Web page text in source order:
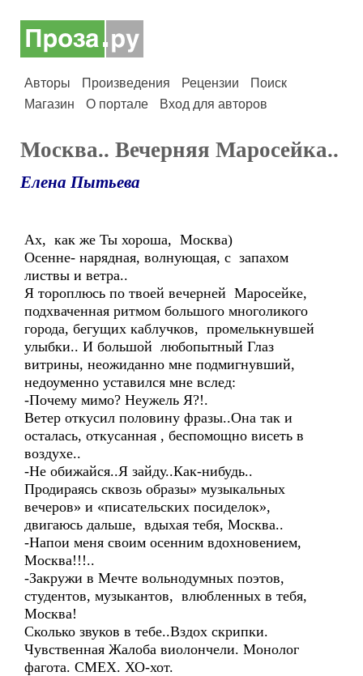
Авторы Произведения Рецензии
Поиск
Магазин
О портале Вход для авторов
Москва.. Вечерняя Маросейка..
Елена Пытьева
Ах, как же Ты хороша, Москва)
Осенне- нарядная, волнующая, с запахом
листвы и ветра..
Я тороплюсь по твоей вечерней Маросейке,
подхваченная ритмом большого многоликого
города, бегущих каблучков, промелькнувшей
улыбки.. И большой любопытный Глаз
витрины, неожиданно мне подмигнувший,
недоуменно уставился мне вслед:
-Почему мимо? Неужель Я?!.
Ветер откусил половину фразы..Она так и
осталась, откусанная , беспомощно висеть в
воздухе..
-Не обижайся..Я зайду..Как-нибудь..
Продираясь сквозь образы» музыкальных
вечеров» и «писательских посиделок»,
двигаюсь дальше, вдыхая тебя, Москва..
-Напои меня своим осенним вдохновением,
Москва!!!..
-Закружи в Мечте вольнодумных поэтов,
студентов, музыкантов, влюбленных в тебя,
Москва!
Сколько звуков в тебе..Вздох скрипки.
Чувственная Жалоба виолончели. Монолог
фагота. СМЕХ. ХО-хот.